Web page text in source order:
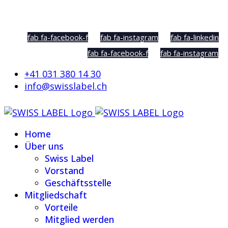
fab fa-facebook-f fab fa-instagram
fab fa-linkedin
fab fa-facebook-f
fab fa-instagram
+41 031 380 14 30
info@swisslabel.ch
Home
Über uns
Swiss Label
Vorstand
Geschäftsstelle
Mitgliedschaft
Vorteile
Mitglied werden